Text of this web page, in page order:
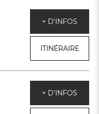
+ D'INFOS
ITINÉRAIRE
+ D'INFOS